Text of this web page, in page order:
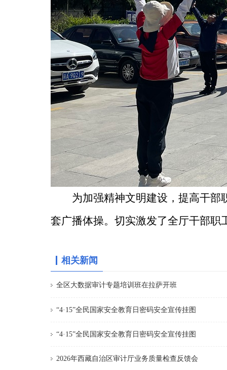
为加强精神文明建设，提高干部
套广播体操。切实激发了全厅干部
相关新闻
全区大数据审计专题培训班在拉萨开班
“4·15”全民国家安全教育日密码安全宣传挂图
“4·15”全民国家安全教育日密码安全宣传挂图
2026年西藏自治区审计厅业务质量检查反馈会